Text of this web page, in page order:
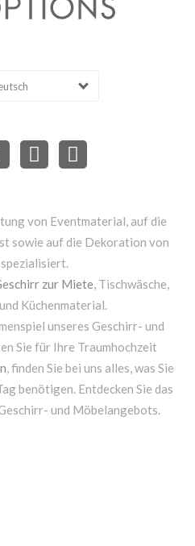
von Eventmaterial, auf die
sowie auf die Dekoration von
zur Miete, Tischwäsche,
Küchenmaterial.
unseres Geschirr- und
Sie für Ihre Traumhochzeit
, finden Sie bei uns alles, was Sie
benötigen. Entdecken Sie das
und Möbelangebots.